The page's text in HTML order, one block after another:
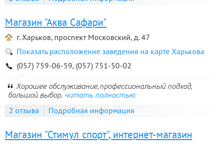
Магазин "Аква Сафари"
г. Харьков, проспект Московский, д. 47
Показать расположение заведения на карте Харькова
(057) 759-06-59, (057) 751-50-02
Хорошее обслуживание,профессиональный подход,
большой выбор. читать полностью
2 отзыва Подробная информация
Магазин "Стимул спорт", интернет-магазин